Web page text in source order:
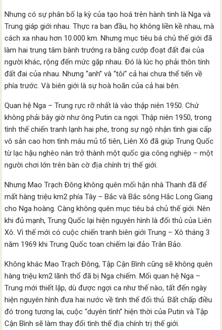
Nhưng có sự phân bố lạ kỳ của tạo hoá trên hành tinh là Nga và
Trung giáp giới nhau. Thực ra ban đầu, họ không liền kề nhau, mà
cách xa nhau hơn 10.000 km. Nhưng mục tiêu bá chủ thế giới đã
làm hai trung tâm bành trướng ra bằng cướp đoạt đất đai của
người khác, rộng đến mức gặp nhau. Đó là lúc họ phải thôn tính
đất đai của nhau. Nhưng “anh” và “tôi” cả hai chưa thể tiến về
phía trước. Và biên giới là sự hoà hoãn của cả hai bên.
Quan hệ Nga – Trung rực rỡ nhất là vào thập niên 1950. Chứ
không phải bây giờ như ông Putin ca ngợi. Thập niên 1950, trong
tình thế chiến tranh lạnh hai phe, trong sự ngộ nhận tình giai cấp
vô sản cao hơn tình máu mủ tổ tiên, Liên Xô đã giúp Trung Quốc
từ lạc hậu nghèo nàn trở thành một quốc gia công nghiệp – một
người chơi lớn trên bàn cờ địa chính trị thế giới.
Nhưng Mao Trạch Đông không quên mối hận nhà Thanh đã để
mất hàng triệu km2 phía Tây – Bắc và Bắc sông Hắc Long Giang
cho Nga hoàng. Càng không quên mục tiêu bá chủ thế giới. Nên
khi đủ mạnh, Trung Quốc lại hiện nguyên hình là đối thủ của Liên
Xô. Vì thế mới có cuộc chiến tranh biên giới Trung – Xô tháng 3
năm 1969 khi Trung Quốc toan chiếm lại đảo Trân Bảo.
Không khác Mao Trạch Đông, Tập Cận Bình cũng sẽ không quên
hàng triệu km2 lãnh thổ đã bị Nga chiếm. Mối quan hệ Nga –
Trung mới thiết lập, dù được ngợi ca như thế nào, tất đến ngày
hiện nguyên hình đưa hai nước về tình thế đối thủ. Bất chấp điều
đó trong tương lai, cuộc “duyên tình” hiện thời của Putin và Tập
Cận Bình sẽ làm thay đổi tình thế địa chính trị thế giới.